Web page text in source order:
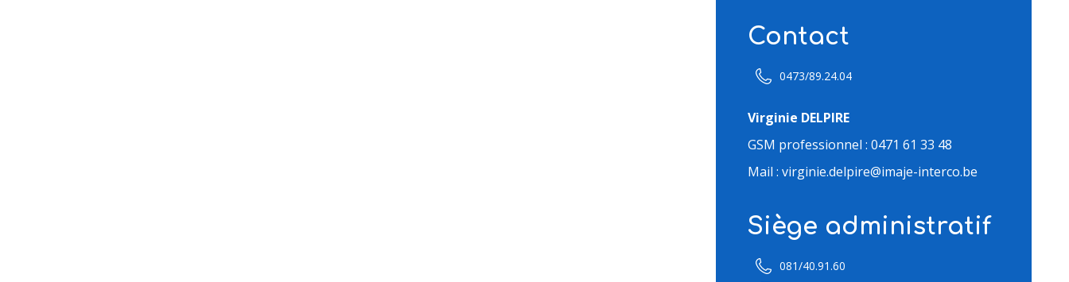
Contact
0473/89.24.04
Virginie DELPIRE
GSM professionnel : 0471 61 33 48
Mail : virginie.delpire@imaje-interco.be
Siège administratif
081/40.91.60